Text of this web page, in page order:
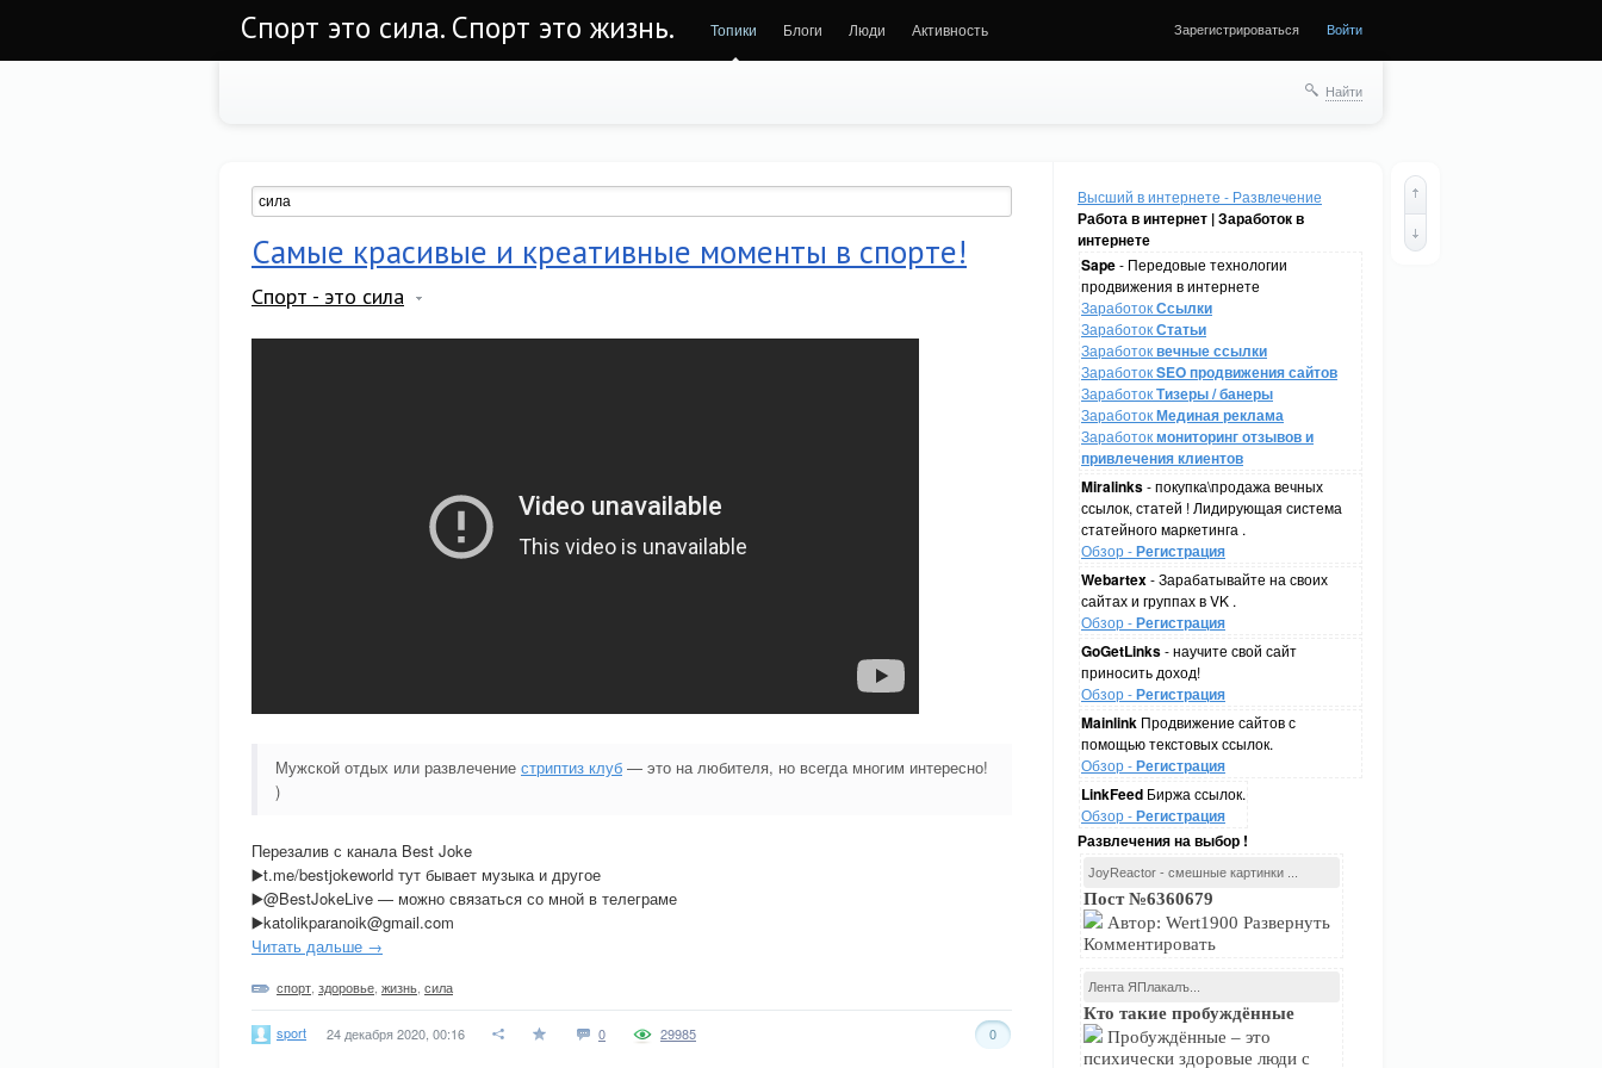
Спорт это сила. Спорт это жизнь. Топики Блоги Люди Активность Зарегистрироваться Войти
Найти
Высший в интернете - Развлечение
Работа в интернет | Заработок в
интернете
Sape- Передовые технологии
продвижения в интернете
ЗаработокСсылки
ЗаработокСтатьи
Заработоквечные ссылки
ЗаработокSEO продвижения сайтов
ЗаработокТизеры / банеры
ЗаработокМединая реклама
Заработокмониторинг отзывов и
привлечения клиентов
Miralinks- покупка\продажа вечных
ссылок, статей ! Лидирующая система
статейного маркетинга .
Обзор -Регистрация
Webartex- Зарабатывайте на своих
сайтах и группах в VK .
Обзор -Регистрация
GoGetLinks- научите свой сайт
приносить доход!
Обзор -Регистрация
Mainlink Продвижение сайтов с
помощью текстовых ссылок.
Обзор -Регистрация
LinkFeed Биржа ссылок.
Обзор -Регистрация
Развлечения на выбор !
JoyReactor - смешные картинки ...
Пост №6360679
Автор: Wert1900 Развернуть
Комментировать
Лента ЯПлакалъ...
Кто такие пробуждённые
Пробуждённые – это
психически здоровые люди с
Самые красивые и креативные моменты в спорте!
Спорт - это сила
Мужской отдых или развлечение стриптиз клуб — это на любителя, но всегда многим интересно!
)
Перезалив с канала Best Joke
▶️t.me/bestjokeworld тут бывает музыка и другое
▶️@BestJokeLive — можно связаться со мной в телеграме
▶️katolikparanoik@gmail.com
Читать дальше →
спорт здоровье жизнь сила
sport 24 декабря 2020, 00:16 0 0
29985